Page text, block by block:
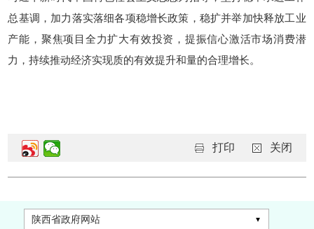
总基调，加力落实落细各项稳增长政策，稳扩并举加快释放工业
产能，聚焦项目全力扩大有效投资，提振信心激活市场消费潜
力，持续推动经济实现质的有效提升和量的合理增长。
打印 关闭
陕西省政府网站